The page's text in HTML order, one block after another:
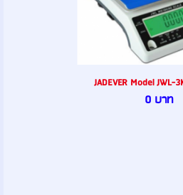
JADEVER Model JWL-
0 บาท